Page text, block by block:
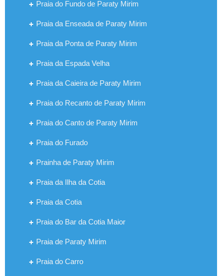
Praia do Fundo de Paraty Mirim
Praia da Enseada de Paraty Mirim
Praia da Ponta de Paraty Mirim
Praia da Espada Velha
Praia da Caieira de Paraty Mirim
Praia do Recanto de Paraty Mirim
Praia do Canto de Paraty Mirim
Praia do Furado
Prainha de Paraty Mirim
Praia da Ilha da Cotia
Praia da Cotia
Praia do Bar da Cotia Maior
Praia de Paraty Mirim
Praia do Carro